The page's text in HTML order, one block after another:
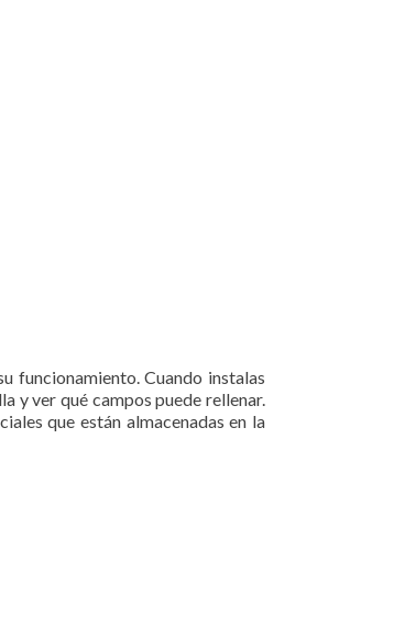
funcionamiento. Cuando instalas
y ver qué campos puede rellenar.
que están almacenadas en la